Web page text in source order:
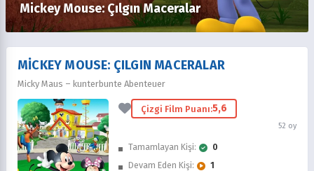
Mickey Mouse: Çılgın Maceralar
MICKEY MOUSE: ÇILGIN MACERALAR
Micky Maus – kunterbunte Abenteuer
Çizgi Film Puanı:5,6
52 oy
Tamamlayan Kişi:
0
Devam Eden Kişi:
1